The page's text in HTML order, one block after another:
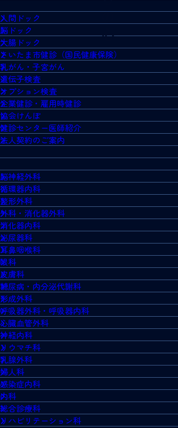
人間ドック
脳ドック
大腸ドック
さいたま市健診（国民健康保険）
乳がん・子宮がん
遺伝子検査
オプション検査
企業健診・雇用時健診
協会けんぽ
健診センター医師紹介
法人契約のご案内
脳神経外科
循環器内科
整形外科
外科・消化器外科
消化器内科
泌尿器科
耳鼻咽喉科
眼科
皮膚科
糖尿病・内分泌代謝科
形成外科
呼吸器外科・呼吸器内科
心臓血管外科
神経内科
リウマチ科
乳腺外科
婦人科
感染症内科
内科
総合診療科
リハビリテーション科